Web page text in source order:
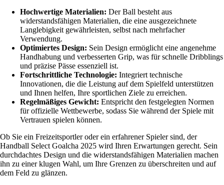
Hochwertige Materialien: Der Ball besteht aus
widerstandsfähigen Materialien, die eine ausgezeichnete
Langlebigkeit gewährleisten, selbst nach mehrfacher
Verwendung.
Optimiertes Design: Sein Design ermöglicht eine angenehme
Handhabung und verbesserten Grip, was für schnelle Dribblings
und präzise Pässe essenziell ist.
Fortschrittliche Technologie: Integriert technische
Innovationen, die die Leistung auf dem Spielfeld unterstützen
und Ihnen helfen, Ihre sportlichen Ziele zu erreichen.
Regelmäßiges Gewicht: Entspricht den festgelegten Normen
für offizielle Wettbewerbe, sodass Sie während der Spiele mit
Vertrauen spielen können.
Ob Sie ein Freizeitsportler oder ein erfahrener Spieler sind, der
Handball Select Goalcha 2025 wird Ihren Erwartungen gerecht. Sein
durchdachtes Design und die widerstandsfähigen Materialien machen
ihn zu einer klugen Wahl, um Ihre Grenzen zu überschreiten und auf
dem Feld zu glänzen.